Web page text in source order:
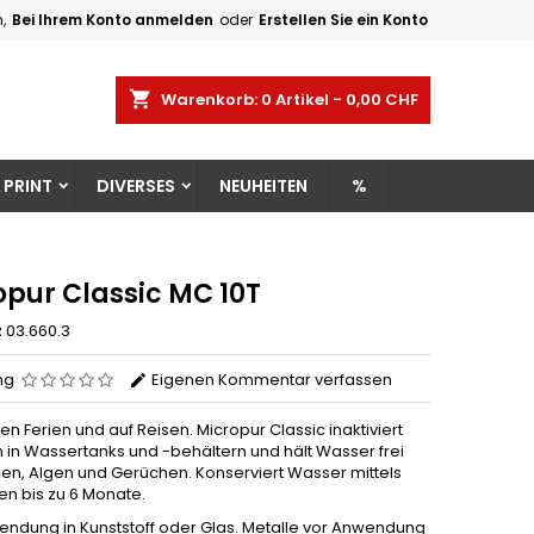
Bei Ihrem Konto anmelden oder Erstellen Sie ein Konto
shopping_cart Warenkorb: 0 Artikel - 0,00 CHF
DIVERSES NEUHEITEN %
Classic MC 10T
03.660.3
Eigenen Kommentar verfassen
Ferien und auf Reisen. Micropur Classic inaktiviert
in Wassertanks und -behältern und hält Wasser frei
Algen und Gerüchen. Konserviert Wasser mittels
bis zu 6 Monate.
in Kunststoff oder Glas. Metalle vor Anwendung